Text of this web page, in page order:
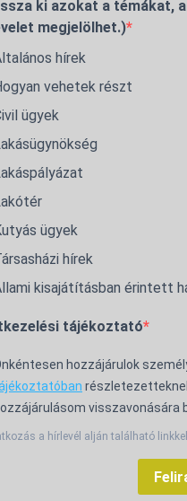
ki azokat a témákat,
megjelölhet.)
hírek
vehetek részt
ügyek
ügyek
hírek
kisajátításban érintett
tájékoztató
hozzájárulok
visszavonására
a hírlevél alján található